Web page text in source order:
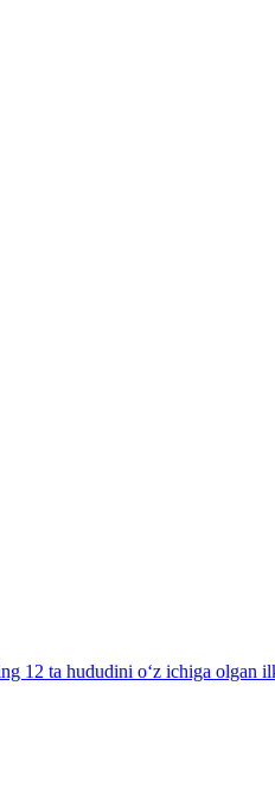
12 ta hududini oʻz ichiga olgan